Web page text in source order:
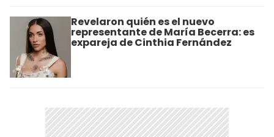
Revelaron quién es el nuevo
representante de María Becerra: es
expareja de Cinthia Fernández